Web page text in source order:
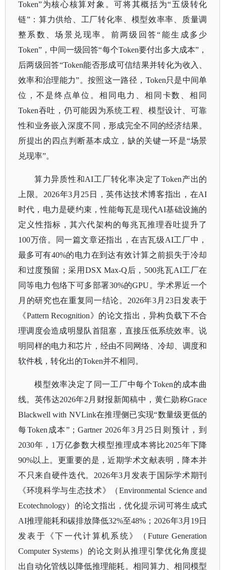
Token”为核心核算对象。可将其概括为“五级转化
链”：算力供给、工厂转化率、模型效率率、质量调
整系数、场景兑现率。前两级回答“能生成多少
Token”，中间一级回答“每个Token要付出多大成本”，
后两级回答“Token能否形成可信结果并转化为收入、
效率和治理能力”。按照这一路径，Token只是中间单
位，不是终点单位。相同电力、相同卡数、相同
Token吞吐，仍可能因为系统工程、模型设计、可靠
性和业务嵌入深度不同，形成完全不同的经济结果。
所提出的四点判断基本成立，缺的关键一环是“场景
兑现率”。
算力异质性和AI工厂转化率决定了Token产出的
上限。2026年3月25日，英伟达技术博客指出，在AI
时代，电力是硬约束，性能每瓦是现代AI基础设施的
定义性指标，其六代架构的每兆瓦推理吞吐提升了
100万倍。同一篇文章还指出，在吉瓦级AI工厂中，
最多可有40%的电力在到达有效计算之前损失于冷却
和过度预留；采用DSX Max-Q后，500兆瓦AI工厂在
同等电力包络下可多部署30%的GPU。学术界近一个
月的研究也在重复同一结论。2026年3月23日发表于
《Pattern Recognition》的论文指出，异构负载下不合
理调度会造成明显队首阻塞，直接压低系统效率。说
明同样的电力和芯片，经由不同网络、冷却、调度和
软件栈，转化出的Token并不相同。
模型效率决定了同一工厂中每个Token的成本曲
线。英伟达2026年2月财报新闻稿中，黄仁勋称Grace
Blackwell with NVLink在推理侧已实现“数量级更低的
每Token成本”；Gartner 2026年3月25日则预计，到
2030年，1万亿参数大模型推理成本将比2025年下降
90%以上。更重要的是，近期学术文献表明，降本并
不只来自硬件迭代。2026年3月发表于国际学术期刊
《环境科学与生态技术》（Environmental Science and
Ecotechnology）的论文指出，优化提示词可将生成式
AI推理能耗和碳排放降低32%至48%；2026年3月19日
发表于《下一代计算机系统》（Future Generation
Computer Systems）的论文则从推理引擎优化角度提
出自动化管线以降低推理能耗。相同算力、相同模型